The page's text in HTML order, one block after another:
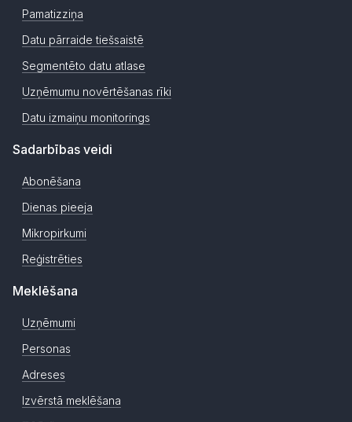
Pamatizziņa
Datu pārraide tiešsaistē
Segmentēto datu atlase
Uzņēmumu novērtēšanas rīki
Datu izmaiņu monitorings
Sadarbības veidi
Abonēšana
Dienas pieeja
Mikropirkumi
Reģistrēties
Meklēšana
Uzņēmumi
Personas
Adreses
Izvērstā meklēšana